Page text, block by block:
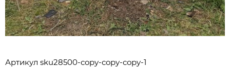
Артикул sku28500-copy-copy-copy-1